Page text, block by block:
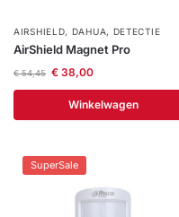
AIRSHIELD, DAHUA, DETECTIE
AirShield Magnet Pro
€54,45 €38,00
Winkelwagen
SuperSale